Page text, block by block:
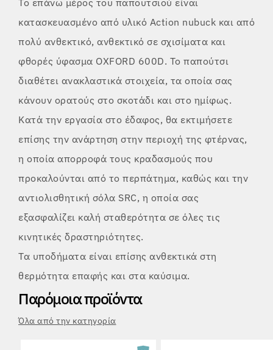
κατασκευασμένο από υλικό Action nubuck και από
πολύ ανθεκτικό, ανθεκτικό σε σχισίματα και
φθορές ύφασμα OXFORD 600D. Το παπούτσι
διαθέτει ανακλαστικά στοιχεία, τα οποία σας
κάνουν ορατούς στο σκοτάδι και στο ημίφως.
Κατά την εργασία στο έδαφος, θα εκτιμήσετε
επίσης την ανάρτηση στην περιοχή της φτέρνας,
η οποία απορροφά τους κραδασμούς που
προκαλούνται από το περπάτημα, καθώς και την
αντιολισθητική σόλα SRC, η οποία σας
εξασφαλίζει καλή σταθερότητα σε όλες τις
κινητικές δραστηριότητες.
Τα υποδήματα είναι επίσης ανθεκτικά στη
θερμότητα επαφής και στα καύσιμα.
Παρόμοια προϊόντα
Όλα από την κατηγορία